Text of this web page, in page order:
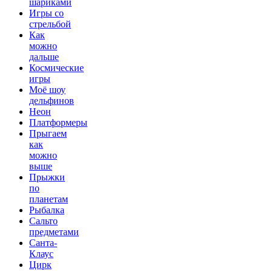
шариками
Игры со
стрельбой
Как
можно
дальше
Космические
игры
Моё шоу
дельфинов
Неон
Платформеры
Прыгаем
как
можно
выше
Прыжки
по
планетам
Рыбалка
Сальто
предметами
Санта-
Клаус
Цирк